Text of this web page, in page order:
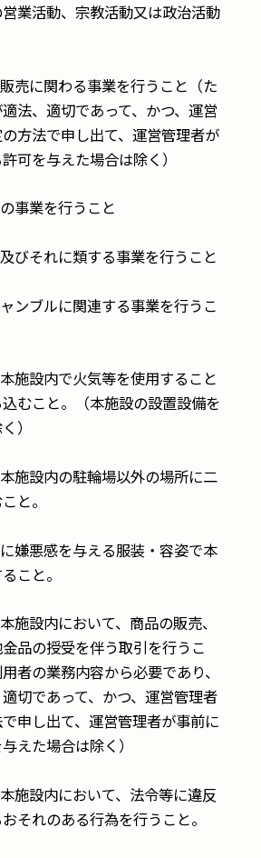
業活動、宗教活動又は政治活動
売に関わる事業を行うこと（た
法、適切であって、かつ、運営
方法で申し出て、運営管理者が
可を与えた場合は除く）
事業を行うこと
びそれに類する事業を行うこと
ンブルに関連する事業を行うこ
施設内で火気等を使用すること
むこと。（本施設の設置設備を
）
施設内の駐輪場以外の場所に二
と。
嫌悪感を与える服装・容姿で本
こと。
設内において、商品の販売、
品の授受を伴う取引を行うこ
者の業務内容から必要であり、
切であって、かつ、運営管理者
申し出て、運営管理者が事前に
えた場合は除く）
施設内において、法令等に違反
それのある行為を行うこと。